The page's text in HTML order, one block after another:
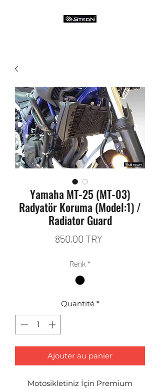
Yamaha MT-25 (MT-03)
Radyatör Koruma (Model:1) /
Radiator Guard
850,00 TRY
Renk *
Quantité *
Ajouter au panier
Motosikletiniz İçin Premium